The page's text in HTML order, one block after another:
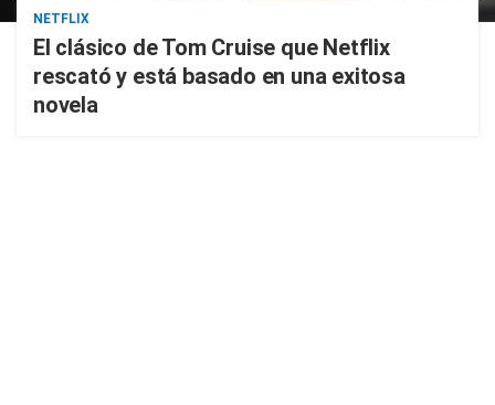
NETFLIX
El clásico de Tom Cruise que Netflix
rescató y está basado en una exitosa
novela